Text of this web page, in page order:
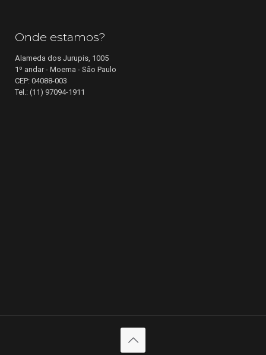
Onde estamos?
Alameda dos Jurupis, 1005
1º andar - Moema - São Paulo
CEP: 04088-003
Tel.: (11) 97094-1911